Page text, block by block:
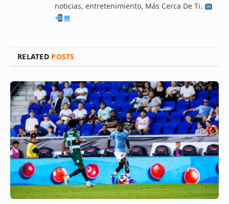
noticias, entretenimiento, Más Cerca De Ti.
RELATED POSTS